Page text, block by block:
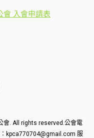
會 入會申請表
會. All rights reserved.公會電
kpca770704@gmail.com 服